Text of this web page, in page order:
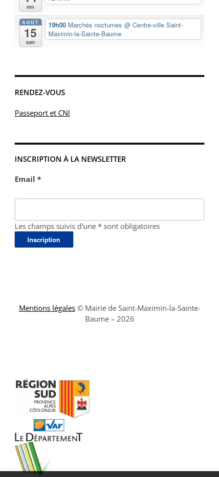
ven
AOÛT
15
sam
19h00 Marchés nocturnes @ Centre-ville Saint-
Maximin-la-Sainte-Baume
RENDEZ-VOUS
Passeport et CNI
INSCRIPTION À LA NEWSLETTER
Email *
Les champs suivis d'une * sont obligatoires
Mentions légales© Mairie de Saint-Maximin-la-Sainte-
Baume – 2026